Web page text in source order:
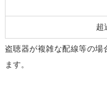
超
盗聴器が複雑な配線等の場
ます。